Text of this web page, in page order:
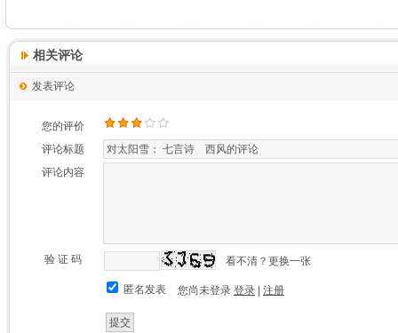
相关评论
发表评论
您的评价
评论标题
评论内容
验 证 码 看不清？更换一张
匿名发表 您尚未登录 登录 注册